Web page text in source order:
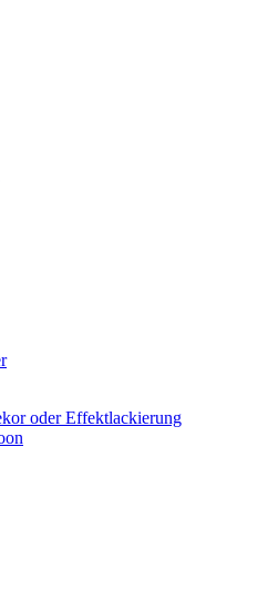
oder Effektlackierung